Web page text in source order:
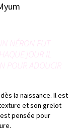
NÉRON FUT
JOUR IL
POUR ADOUCIR
la naissance. Il est
et son grelot
pensée pour